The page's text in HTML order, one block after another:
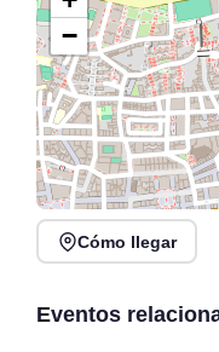
−
Cómo llegar
Eventos
Conciertos de la
Laredo